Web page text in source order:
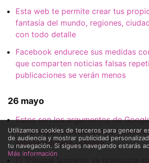
Esta web te permite crear tus
fantasía del mundo, regiones,
con todo detalle
Facebook endurece sus medidas
que comparten noticias falsas
publicaciones se verán menos
26 mayo
Estos son los argumentos de
no te vayas cuando dentro de unos
subida ilimitada gratuita
Utilizamos cookies de terceros para generar
de audiencia y mostrar publicidad
tu navegación. Si sigues navegando estarás
Más información